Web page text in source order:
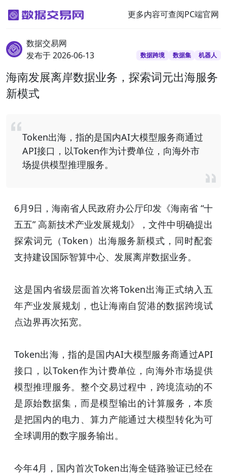
更多内容可查阅PC端官网
数据交易网
发布于 2026-06-13
数据跨境 数据集 机器人
海南发展离岸数据业务，探索词元出海服务
新模式
Token出海，指的是国内AI大模型服务商通过
API接口，以Token作为计费单位，向海外市
场提供模型推理服务。
6月9日，海南省人民政府办公厅印发《海南省 “十
五五” 高新技术产业发展规划》，文件中明确提出
探索词元（Token）出海服务新模式，同时配套
支持建设国际智算中心、发展离岸数据业务。
这是国内省级层面首次将Token出海正式纳入五
年产业发展规划，也让海南自贸港的数据跨境试
点边界再次拓宽。
Token出海，指的是国内AI大模型服务商通过API
接口，以Token作为计费单位，向海外市场提供
模型推理服务。整个交易过程中，跨境流动的不
是原始数据集，而是模型输出的计算服务，本质
是把国内的电力、算力产能通过大模型转化为可
全球调用的数字服务输出。
今年4月，国内首次Token出海全链路验证已经在